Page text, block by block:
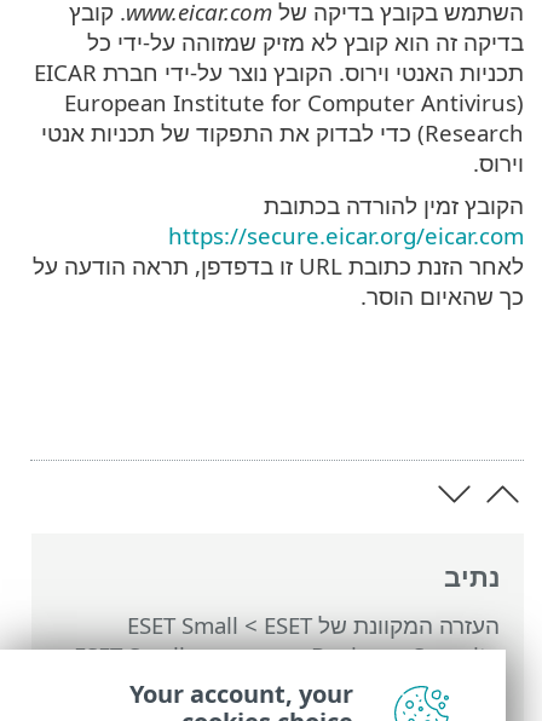
נתיב
העזרה המקוונת של ESET >
ESET Small
Business Security
>
עבודה עם ESET Small
Business Security
> הגדרות מתקדמות
השתמש בקובץ בדיקה של www.eicar.com. קובץ
בדיקה זה הוא קובץ לא מזיק שמזוהה על-ידי כל
תכניות האנטי וירוס. הקובץ נוצר על-ידי חברת EICAR
‏(European Institute for Computer Antivirus
Research) כדי לבדוק את התפקוד של תכניות אנטי
וירוס.
הקובץ זמין להורדה בכתובת
https://secure.eicar.org/eicar.com
לאחר הזנת כתובת URL זו בדפדפן, תראה הודעה על
כך שהאיום הוסר.
Your account, your